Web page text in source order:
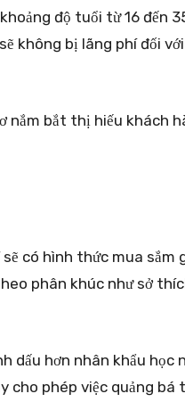
độ tuổi từ 16 đến
không bị lãng phí đối
có hình thức mua sắm
phân khúc như sở
dấu hơn nhân khẩu học
cho phép việc quảng